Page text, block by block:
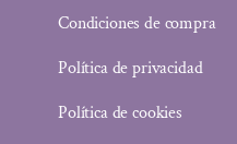
Condiciones de compra
Política de privacidad
Política de cookies